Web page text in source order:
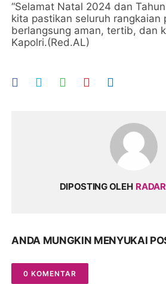
“Selamat Natal 2024 dan
kita pastikan seluruh rangkaian
berlangsung aman, tertib, dan
Kapolri.(Red.AL)
DIPOSTING OLEH
ANDA MUNGKIN MENYUKAI
0 KOMENTAR